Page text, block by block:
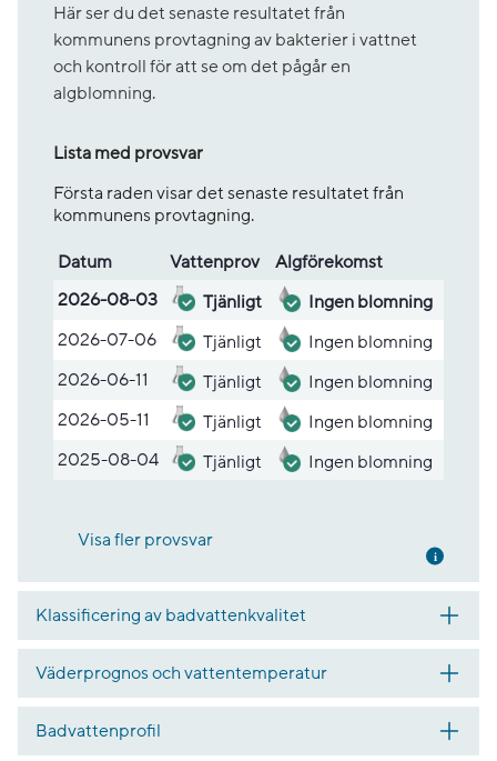
Här ser du det senaste resultatet från
kommunens provtagning av bakterier i vattnet
och kontroll för att se om det pågår en
algblomning.
Lista med provsvar
Första raden visar det senaste resultatet från
kommunens provtagning.
Lista med provsvar
Datum Vatten­prov
Alg­före­komst
2026-08-03
Tjänligt
Ingen blomning
2026-07-06
Tjänligt
Ingen blomning
2026-06-11
Tjänligt
Ingen blomning
2026-05-11
Tjänligt
Ingen blomning
2025-08-04
Tjänligt Ingen blomning
Visa fler provsvar Mer
Klassificering av badvattenkvalitet
Väderprognos och vattentemperatur
Badvattenprofil